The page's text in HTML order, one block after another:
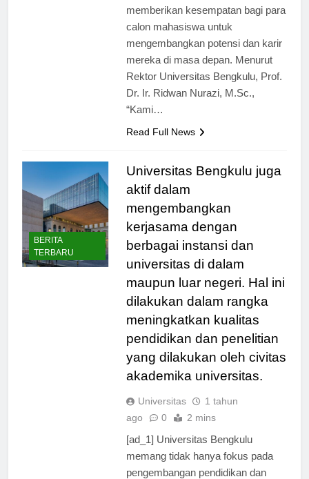
memberikan kesempatan bagi para
calon mahasiswa untuk
mengembangkan potensi dan karir
mereka di masa depan. Menurut
Rektor Universitas Bengkulu, Prof.
Dr. Ir. Ridwan Nurazi, M.Sc.,
“Kami…
Read Full News
BERITA
TERBARU
Universitas Bengkulu juga
aktif dalam
mengembangkan
kerjasama dengan
berbagai instansi dan
universitas di dalam
maupun luar negeri. Hal ini
dilakukan dalam rangka
meningkatkan kualitas
pendidikan dan penelitian
yang dilakukan oleh civitas
akademika universitas.
Universitas
1 tahun
ago
0 2 mins
[ad_1] Universitas Bengkulu
memang tidak hanya fokus pada
pengembangan pendidikan dan